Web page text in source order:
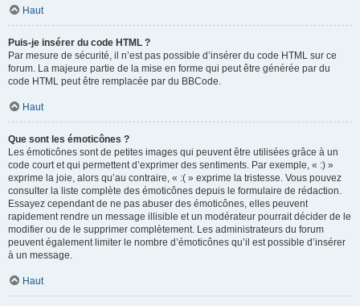
Haut
Puis-je insérer du code HTML ?
Par mesure de sécurité, il n’est pas possible d’insérer du code HTML sur ce
forum. La majeure partie de la mise en forme qui peut être générée par du
code HTML peut être remplacée par du BBCode.
Haut
Que sont les émoticônes ?
Les émoticônes sont de petites images qui peuvent être utilisées grâce à un
code court et qui permettent d’exprimer des sentiments. Par exemple, « :) »
exprime la joie, alors qu’au contraire, « :( » exprime la tristesse. Vous pouvez
consulter la liste complète des émoticônes depuis le formulaire de rédaction.
Essayez cependant de ne pas abuser des émoticônes, elles peuvent
rapidement rendre un message illisible et un modérateur pourrait décider de le
modifier ou de le supprimer complètement. Les administrateurs du forum
peuvent également limiter le nombre d’émoticônes qu’il est possible d’insérer
à un message.
Haut